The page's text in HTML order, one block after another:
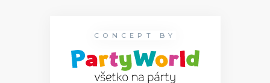
CONCEPT BY